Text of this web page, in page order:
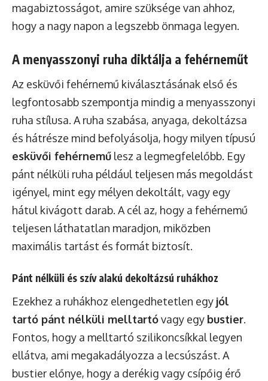
magabiztosságot, amire szüksége van ahhoz,
hogy a nagy napon a legszebb önmaga legyen.
A menyasszonyi ruha diktálja a fehérneműt
Az esküvői fehérnemű kiválasztásának első és
legfontosabb szempontja mindig a menyasszonyi
ruha stílusa. A ruha szabása, anyaga, dekoltázsa
és hátrésze mind befolyásolja, hogy milyen típusú
esküvői fehérnemű lesz a legmegfelelőbb. Egy
pánt nélküli ruha például teljesen más megoldást
igényel, mint egy mélyen dekoltált, vagy egy
hátul kivágott darab. A cél az, hogy a fehérnemű
teljesen láthatatlan maradjon, miközben
maximális tartást és formát biztosít.
Pánt nélküli és szív alakú dekoltázsú ruhákhoz
Ezekhez a ruhákhoz elengedhetetlen egy jól
tartó pánt nélküli melltartóvagy egy bustier.
Fontos, hogy a melltartó szilikoncsíkkal legyen
ellátva, ami megakadályozza a lecsúszást. A
bustier előnye, hogy a derékig vagy csípőig érő